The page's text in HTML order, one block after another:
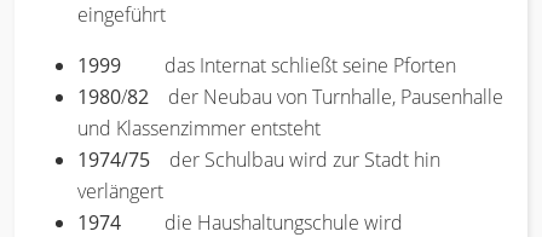
eingeführt
1999 das Internat schließt seine Pforten
1980/82 der Neubau von Turnhalle, Pausenhalle
und Klassenzimmer entsteht
1974/75 der Schulbau wird zur Stadt hin
verlängert
1974 die Haushaltungschule wird